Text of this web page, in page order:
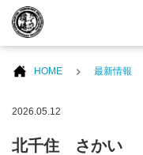
HOME 最新情報
2026.05.12
北千住 さかい